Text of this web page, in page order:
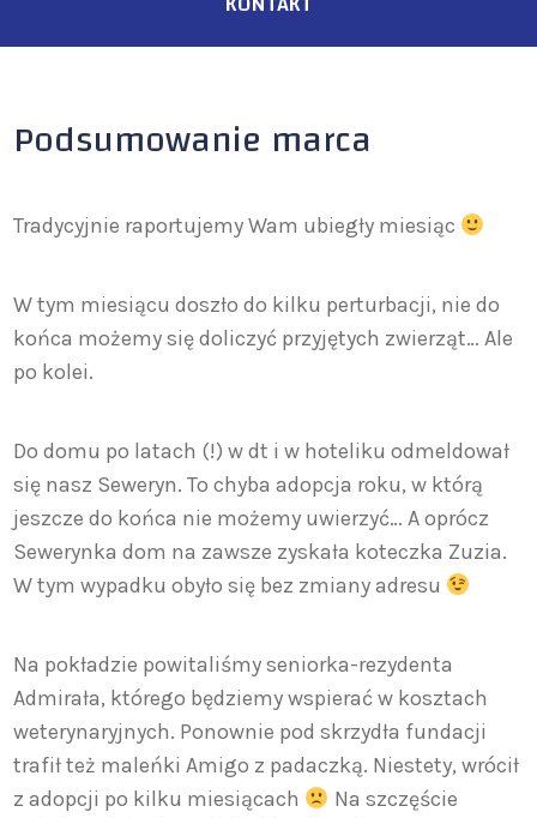
Podsumowanie marca
Tradycyjnie raportujemy Wam ubiegły miesiąc
W tym miesiącu doszło do kilku perturbacji, nie do
końca możemy się doliczyć przyjętych zwierząt… Ale
po kolei.
Do domu po latach (!) w dt i w hoteliku odmeldował
się nasz Seweryn. To chyba adopcja roku, w którą
jeszcze do końca nie możemy uwierzyć… A oprócz
Sewerynka dom na zawsze zyskała koteczka Zuzia.
W tym wypadku obyło się bez zmiany adresu
Na pokładzie powitaliśmy seniorka-rezydenta
Admirała, którego będziemy wspierać w kosztach
weterynaryjnych. Ponownie pod skrzydła fundacji
trafił też maleńki Amigo z padaczką. Niestety, wrócił
z adopcji po kilku miesiącach
Na szczęście